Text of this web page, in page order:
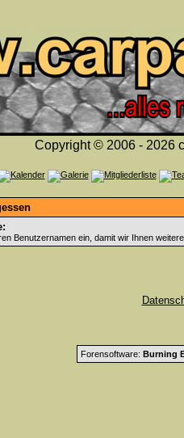
Copyright © 2006 - 2026
Benutzernamen ein, damit wir Ihnen
Forensoftware: Burning